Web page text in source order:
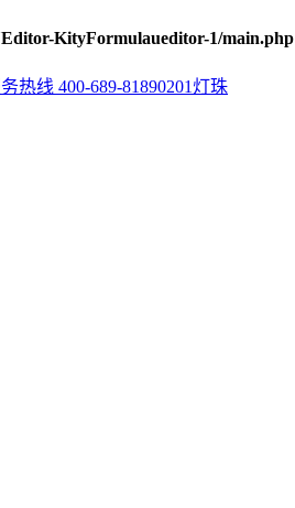
KityFormulaueditor-1/main.php
0201灯珠